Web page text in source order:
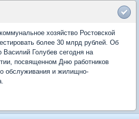
хозяйство Ростовской
более 30 млрд рублей. Об
Василий Голубев сегодня на
посвященном Дню работников
обслуживания и жилищно-